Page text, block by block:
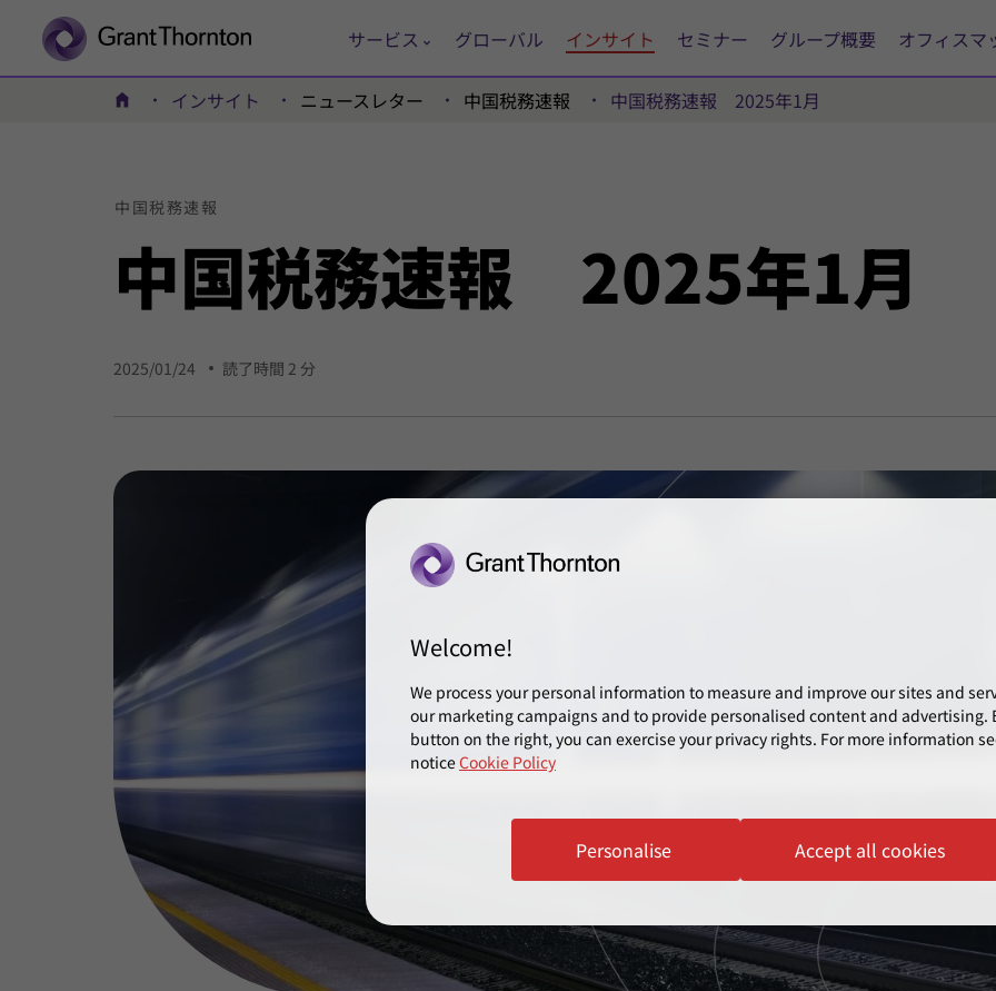
サービス グローバル インサイト セミナー グループ概要 オフィスマ
ホーム インサイト ニュースレター 中国税務速報 中国税務速報 2025年1月
中国税務速報 2025年1月
中国税務速報
2025/01/24 読了時間 2 分
Welcome!
We process your personal information to measure and improve our sites and
our marketing campaigns and to provide personalised content and advertising.
button on the right, you can exercise your privacy rights. For more information
noticeCookie Policy
Accept all cookies
Personalise